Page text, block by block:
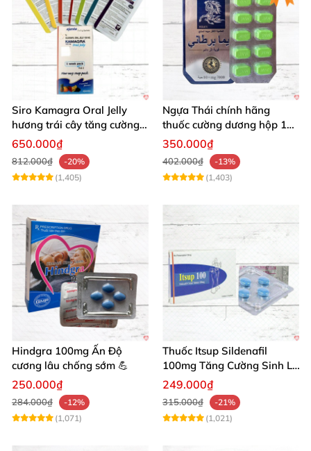
Siro Kamagra Oral Jelly
hương trái cây tăng cường
sinh lý nam sâu
650.000₫
812.000₫
-20%
(1,405)
Ngựa Thái chính hãng
thuốc cường dương hộp 10
viên kéo dài thời gian mạnh
350.000₫
402.000₫
-13%
(1,403)
Hindgra 100mg Ấn Độ
cương lâu chống sớm 💪
250.000₫
284.000₫
-12%
(1,071)
Thuốc Itsup Sildenafil
100mg Tăng Cường Sinh Lý
Nam Giới
249.000₫
315.000₫
-21%
(1,021)